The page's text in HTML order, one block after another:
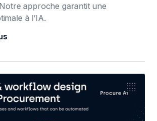
approche garantit une
à l’IA.